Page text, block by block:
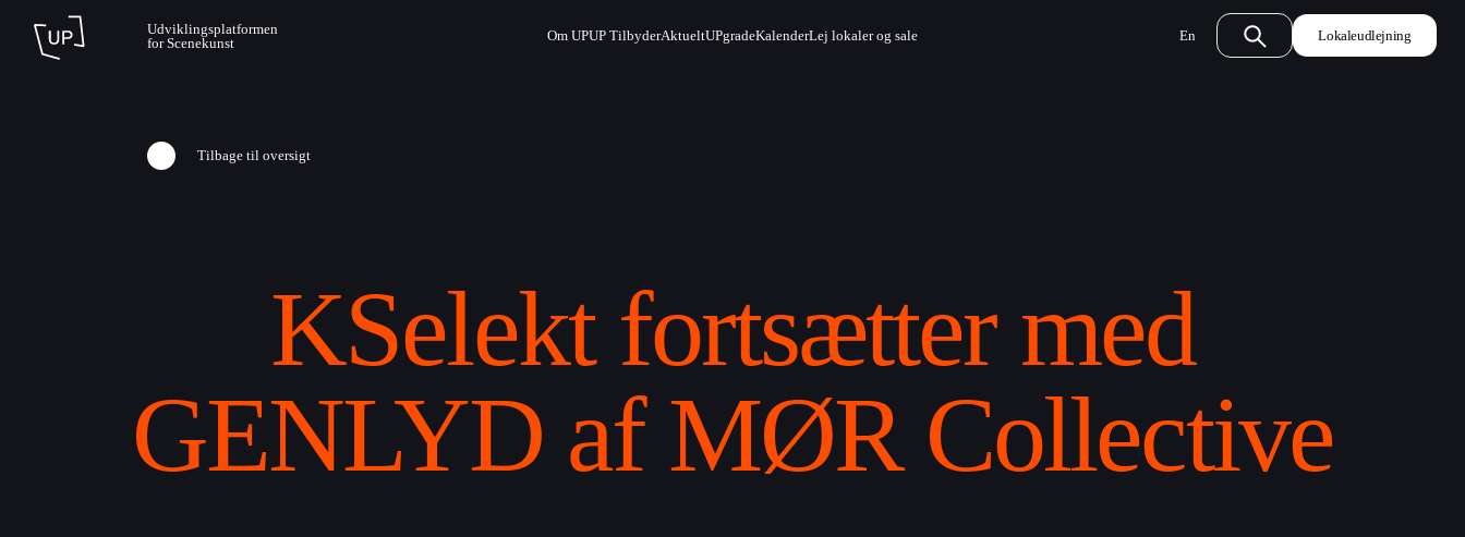
Udviklingsplatformen
for Scenekunst
Om UPUP TilbyderAktueltUPgradeKalenderLej lokaler og sale En Lokaleudlejning
Tilbage til oversigt
KSelekt fortsætter med
GENLYD af MØR Collective